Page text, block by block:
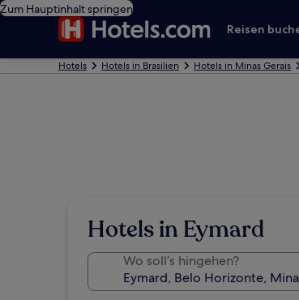
Zum Hauptinhalt springen
Reisen
Hotels Hotels in Brasilien Hotels in Minas Gerais
Hotels in Eymard
Wo soll’s hingehen?